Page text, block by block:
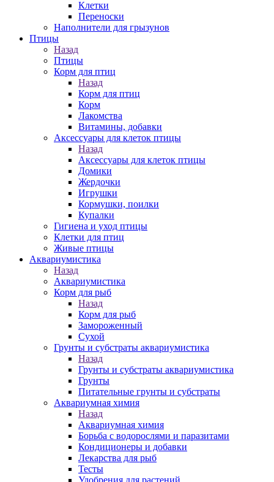
Клетки
Переноски
Наполнители для грызунов
Птицы
Назад
Птицы
Корм для птиц
Назад
Корм для птиц
Корм
Лакомства
Витамины, добавки
Аксессуары для клеток птицы
Назад
Аксессуары для клеток птицы
Домики
Жердочки
Игрушки
Кормушки, поилки
Купалки
Гигиена и уход птицы
Клетки для птиц
Живые птицы
Аквариумистика
Назад
Аквариумистика
Корм для рыб
Назад
Корм для рыб
Замороженный
Сухой
Грунты и субстраты аквариумистика
Назад
Грунты и субстраты аквариумистика
Грунты
Питательные грунты и субстраты
Аквариумная химия
Назад
Аквариумная химия
Борьба с водорослями и паразитами
Кондиционеры и добавки
Лекарства для рыб
Тесты
Удобрения для растений